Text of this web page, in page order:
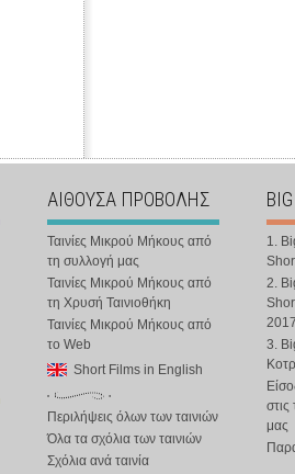
ΑΙΘΟΥΣΑ ΠΡΟΒΟΛΗΣ
Ταινίες Μικρού Μήκους από
τη συλλογή μας
Ταινίες Μικρού Μήκους από
τη Χρυσή Ταινιοθήκη
Ταινίες Μικρού Μήκους από
το Web
Short Films in English
Περιλήψεις όλων των ταινιών
Όλα τα σχόλια των ταινιών
Σχόλια ανά ταινία
1.
2.
3.
στις
μας